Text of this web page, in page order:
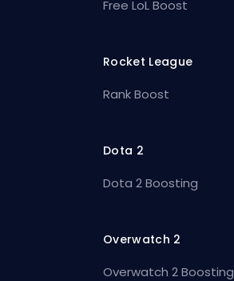
Free LoL Boost
Rocket League
Rank Boost
Dota 2
Dota 2 Boosting
Overwatch 2
Overwatch 2 Boosting